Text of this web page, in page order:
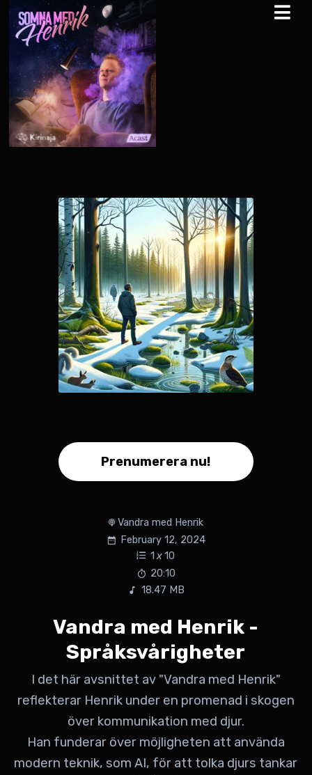
Prenumerera nu!
Vandra med Henrik
February 12, 2024
1 x 10
20:10
18.47 MB
Vandra med Henrik -
Språksvårigheter
I det här avsnittet av "Vandra med Henrik"
reflekterar Henrik under en promenad i skogen
över kommunikation med djur.
Han funderar över möjligheten att använda
modern teknik, som AI, för att tolka djurs tankar